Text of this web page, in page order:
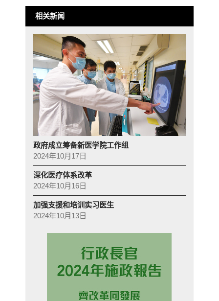
相关新闻
政府成立筹备新医学院工作组
2024年10月17日
深化医疗体系改革
2024年10月16日
加强支援和培训实习医生
2024年10月13日